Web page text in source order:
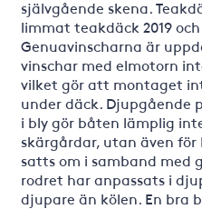
självgående skena.
limmat teakdäck 2019
Genuavinscharna är
vinschar med elmotorn
vilket gör att montaget
under däck. Djupgående
i bly gör båten lämplig
skärgårdar, utan även för
satts om i samband med
rodret har anpassats i
djupare än kölen. En bra